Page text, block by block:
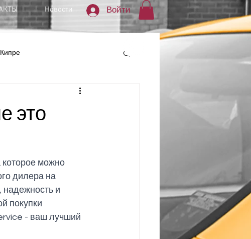
Новости Войти
для покупателей
это
которое можно
дилера на
надежность и
покупки
- ваш лучший